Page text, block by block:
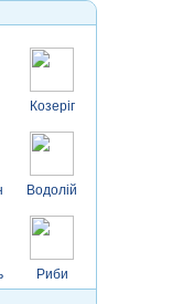
Козеріг
Водолій
Риби